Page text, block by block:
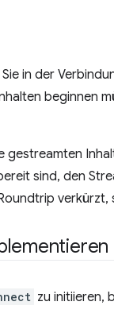
Sie in der
beginnen
gestreamten
sind, den
zu initiieren,